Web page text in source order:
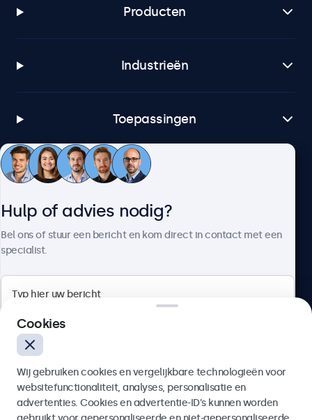
Producten
Industrieën
Toepassingen
Klantenservice
4.8/5 door 5000+ bedrijven
Nederlands
Hulp of advies nodig?
Bel ons of stuur een bericht en kom direct in contact met een
specialist.
Cookies
Wij gebruiken cookies en vergelijkbare technologieën voor
websitefunctionaliteit, analyses, personalisatie en
advertenties. Cookies en advertentie-ID’s kunnen worden